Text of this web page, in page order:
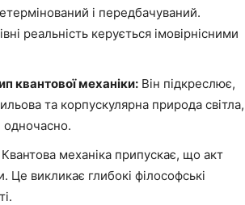
і передбачуваний.
реальність керується імовірнісними
квантової механіки: Він підкреслює,
та корпускулярна природа світла,
одночасно.
Квантова механіка припускає, що акт
викликає глибокі філософські